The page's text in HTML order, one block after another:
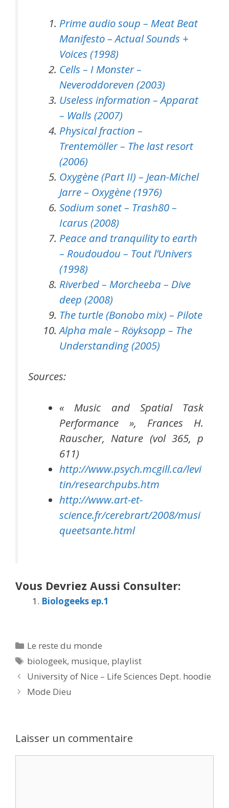
Prime audio soup – Meat Beat
Manifesto – Actual Sounds +
Voices (1998)
Cells – I Monster –
Neveroddoreven (2003)
Useless information – Apparat
– Walls (2007)
Physical fraction –
Trentemöller – The last resort
(2006)
Oxygène (Part II) – Jean-Michel
Jarre – Oxygène (1976)
Sodium sonet – Trash80 –
Icarus (2008)
Peace and tranquility to earth
– Roudoudou – Tout l’Univers
(1998)
Riverbed – Morcheeba – Dive
deep (2008)
The turtle (Bonobo mix) – Pilote
Alpha male – Röyksopp – The
Understanding (2005)
Sources:
« Music and Spatial Task
Performance », Frances H.
Rauscher, Nature (vol 365, p
611)
http://www.psych.mcgill.ca/levi
tin/researchpubs.htm
http://www.art-et-
science.fr/cerebrart/2008/musi
queetsante.html
Vous Devriez Aussi Consulter:
Biologeeks ep.1
Catégories
Le reste du monde
Étiquettes
biologeek, musique, playlist
University of Nice – Life Sciences Dept. hoodie
Mode Dieu
Laisser un commentaire